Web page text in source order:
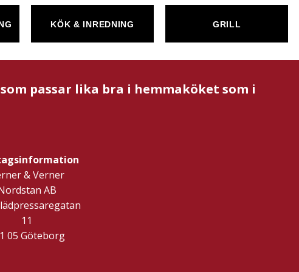
KÖK & INREDNING GRILL
passar lika bra i hemmaköket som i
& Verner
AB
11
05 Göteborg